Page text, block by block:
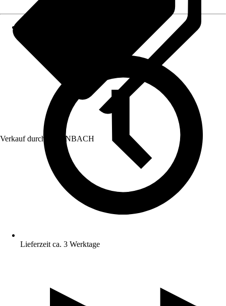
Verkauf durch: HORNBACH
Lieferzeit ca. 3 Werktage